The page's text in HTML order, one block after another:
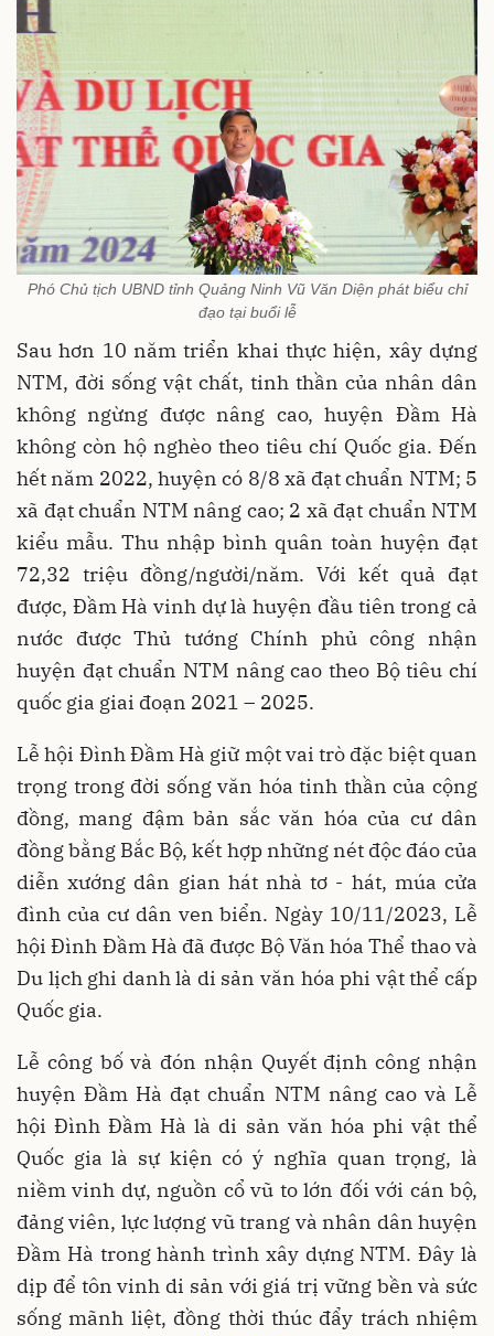
Phó Chủ tịch UBND tỉnh Quảng Ninh Vũ Văn Diện phát biểu chỉ
đạo tại buổi lễ
Sau hơn 10 năm triển khai thực hiện, xây dựng
NTM, đời sống vật chất, tinh thần của nhân dân
không ngừng được nâng cao, huyện Đầm Hà
không còn hộ nghèo theo tiêu chí Quốc gia. Đến
hết năm 2022, huyện có 8/8 xã đạt chuẩn NTM; 5
xã đạt chuẩn NTM nâng cao; 2 xã đạt chuẩn NTM
kiểu mẫu. Thu nhập bình quân toàn huyện đạt
72,32 triệu đồng/người/năm. Với kết quả đạt
được, Đầm Hà vinh dự là huyện đầu tiên trong cả
nước được Thủ tướng Chính phủ công nhận
huyện đạt chuẩn NTM nâng cao theo Bộ tiêu chí
quốc gia giai đoạn 2021 – 2025.
Lễ hội Đình Đầm Hà giữ một vai trò đặc biệt quan
trọng trong đời sống văn hóa tinh thần của cộng
đồng, mang đậm bản sắc văn hóa của cư dân
đồng bằng Bắc Bộ, kết hợp những nét độc đáo của
diễn xướng dân gian hát nhà tơ - hát, múa cửa
đình của cư dân ven biển. Ngày 10/11/2023, Lễ
hội Đình Đầm Hà đã được Bộ Văn hóa Thể thao và
Du lịch ghi danh là di sản văn hóa phi vật thể cấp
Quốc gia.
Lễ công bố và đón nhận Quyết định công nhận
huyện Đầm Hà đạt chuẩn NTM nâng cao và Lễ
hội Đình Đầm Hà là di sản văn hóa phi vật thể
Quốc gia là sự kiện có ý nghĩa quan trọng, là
niềm vinh dự, nguồn cổ vũ to lớn đối với cán bộ,
đảng viên, lực lượng vũ trang và nhân dân huyện
Đầm Hà trong hành trình xây dựng NTM. Đây là
dịp để tôn vinh di sản với giá trị vững bền và sức
sống mãnh liệt, đồng thời thúc đẩy trách nhiệm